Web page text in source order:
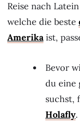
Reise nach
welche die beste
Amerikaist,
Bevor
du eine
suchst,
Holafly.